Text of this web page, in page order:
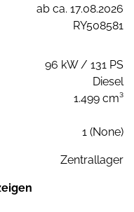
ab ca. 17.08.2026
RY508581
96 kW / 131 PS
Diesel
1.499 cm³
1 (None)
Zentrallager